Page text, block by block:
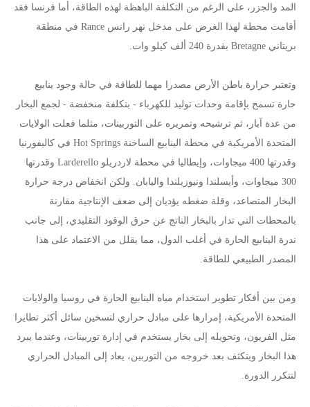
المد والجزر، على الرغم من التكلفة الباهظة لهذه الطاقة، أما فرنسا فقد
أقامت محطة لهذا الغرض على مدخل نهر رانس Rance في منطقة
بريتاني Bretagne بقدرة 240 ألف كيلو وات.
وتعتبر حرارة باطن الأرض مصدرا مهما للطاقة في حالة وجود ينابيع
حارة تسمح بإقامة وحدات توليد للكهرباء - بتكلفة منخفضة - لجمع البخار
من عدة آبار، ثم ترشيحه وتمريره على التوربينات، مثلما فعلت الولايات
المتحدة الأمريكية في محطة الينابيع الساخنة Hot Springs في كاليفورنيا
وقدرتها 400 ميجاوات، وإيطاليا في محطة لاردريلو Larderello وقدرتها
300 ميجاوات، وأيسلندا ونيوزيلندا واليابان. ولكن انخفاض درجة حرارة
البخار المتصاعد، وقلة ضغطه يؤديان إلى ضعف الإنتاجية مقارنة
بالمحطات التي تدار بالبخار الناتج عن حرق الوقود التقليدي، إلى جانب
ندرة الينابيع الحارة في أغلب الدول، مما يقلل من الاعتماد على هذا
المصدر الطبيعي للطاقة.
ومن بين أفكار تطوير استخدام مياه الينابيع الحارة في روسيا والولايات
المتحدة الأمريكية، إمرارها على مبادل حراري لتسخين سائل أكثر تطايرا
مثل الفريون، وتحويله إلى بخار يستخدم في إدارة توربينات، وعندما يبرد
هذا البخار ويتكثف بعد خروجه من التوربين، يعاد إلى المبادل الحراري
لتتكرر الدورة.